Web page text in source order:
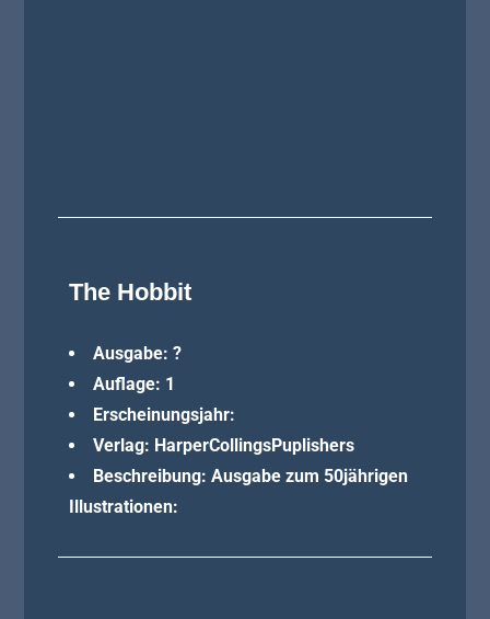
The Hobbit
Ausgabe: ?
Auflage: 1
Erscheinungsjahr:
Verlag: HarperCollingsPuplishers
Beschreibung: Ausgabe zum 50jährigen
Illustrationen: